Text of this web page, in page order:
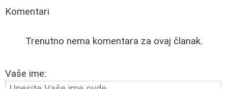
Komentari
Trenutno nema komentara za ovaj članak.
Vaše ime: